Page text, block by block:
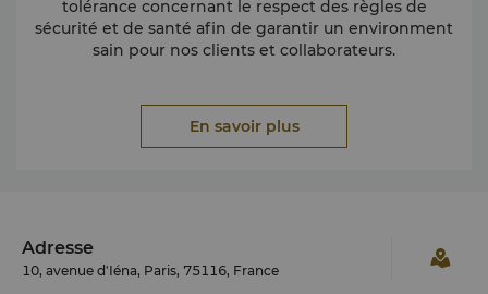
tolérance concernant le respect des règles de
sécurité et de santé afin de garantir un environment
sain pour nos clients et collaborateurs.
HACCP
En savoir plus
Adresse
10, avenue d'Iéna, Paris, 75116, France